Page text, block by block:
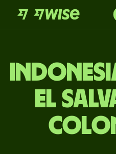
El